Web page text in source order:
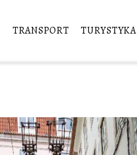
TRANSPORT TURYSTYKA